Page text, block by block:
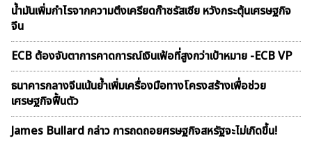
น้ำมันเพิ่มกำไรจากความตึงเครียดก๊าซรัสเซีย หวังกระตุ้นเศรษฐกิจ
จีน
ECB ต้องจับตาการคาดการณ์เงินเฟ้อที่สูงกว่าเป้าหมาย -ECB VP
ธนาคารกลางจีนเน้นย้ำเพิ่มเครื่องมือทางโครงสร้างเพื่อช่วย
เศรษฐกิจฟื้นตัว
James Bullard กล่าว การถดถอยศรษฐกิจสหรัฐจะไม่เกิดขึ้น!